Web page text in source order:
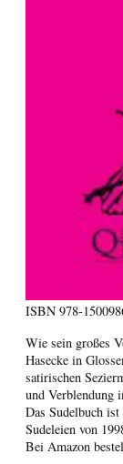
ISBN 978-
Wie sein großes
Hasecke in
satirischen
und Verblendung
Das Sudelbuch
Sudeleien von
Bei Amazon